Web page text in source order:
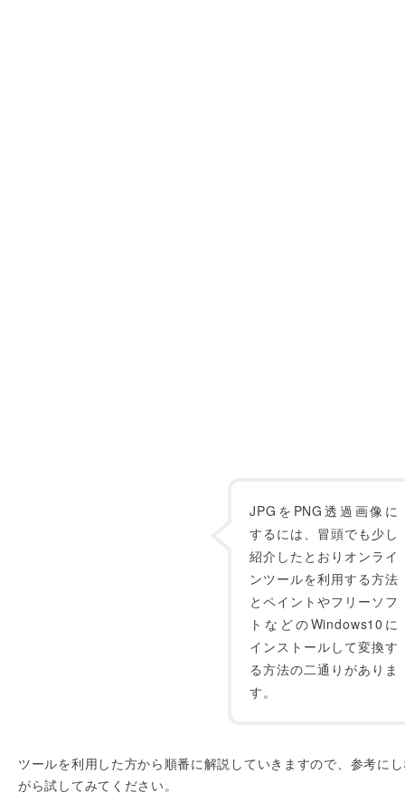
JPGをPNG透過画像に
するには、冒頭でも少し
紹介したとおりオンライ
ンツールを利用する方法
とペイントやフリーソフ
トなどのWindows10に
インストールして変換す
る方法の二通りがありま
す。
ツールを利用した方から順番に解説していきますので、参考に
がら試してみてください。